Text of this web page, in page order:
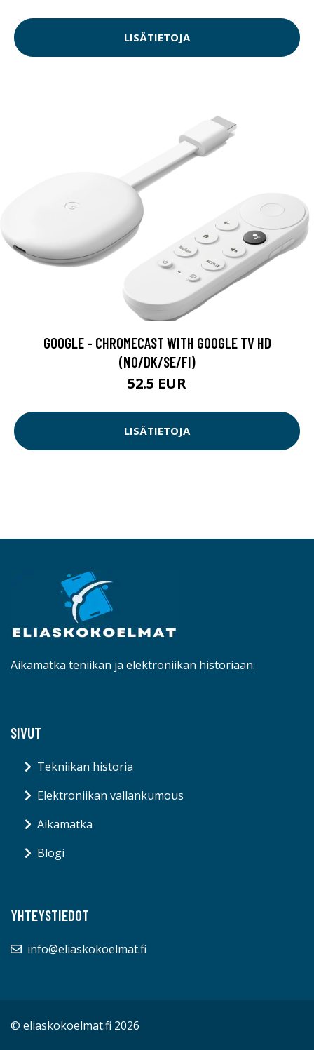
LISÄTIETOJA
GOOGLE - CHROMECAST WITH GOOGLE TV HD
(NO/DK/SE/FI)
52.5 EUR
LISÄTIETOJA
Aikamatka teniikan ja elektroniikan historiaan.
SIVUT
Tekniikan historia
Elektroniikan vallankumous
Aikamatka
Blogi
YHTEYSTIEDOT
info@eliaskokoelmat.fi
© eliaskokoelmat.fi 2026